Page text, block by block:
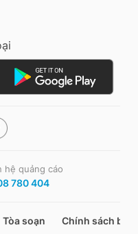
hệ quảng cáo
780 404
Tòa soạn Chính sách bảo